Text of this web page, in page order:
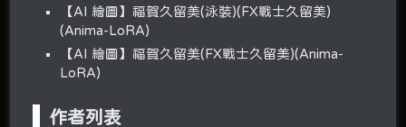
【AI 繪圖】福賀久留美(泳裝)(FX戰士久留美)
(Anima-LoRA)
【AI 繪圖】福賀久留美(FX戰士久留美)(Anima-
LoRA)
作者列表